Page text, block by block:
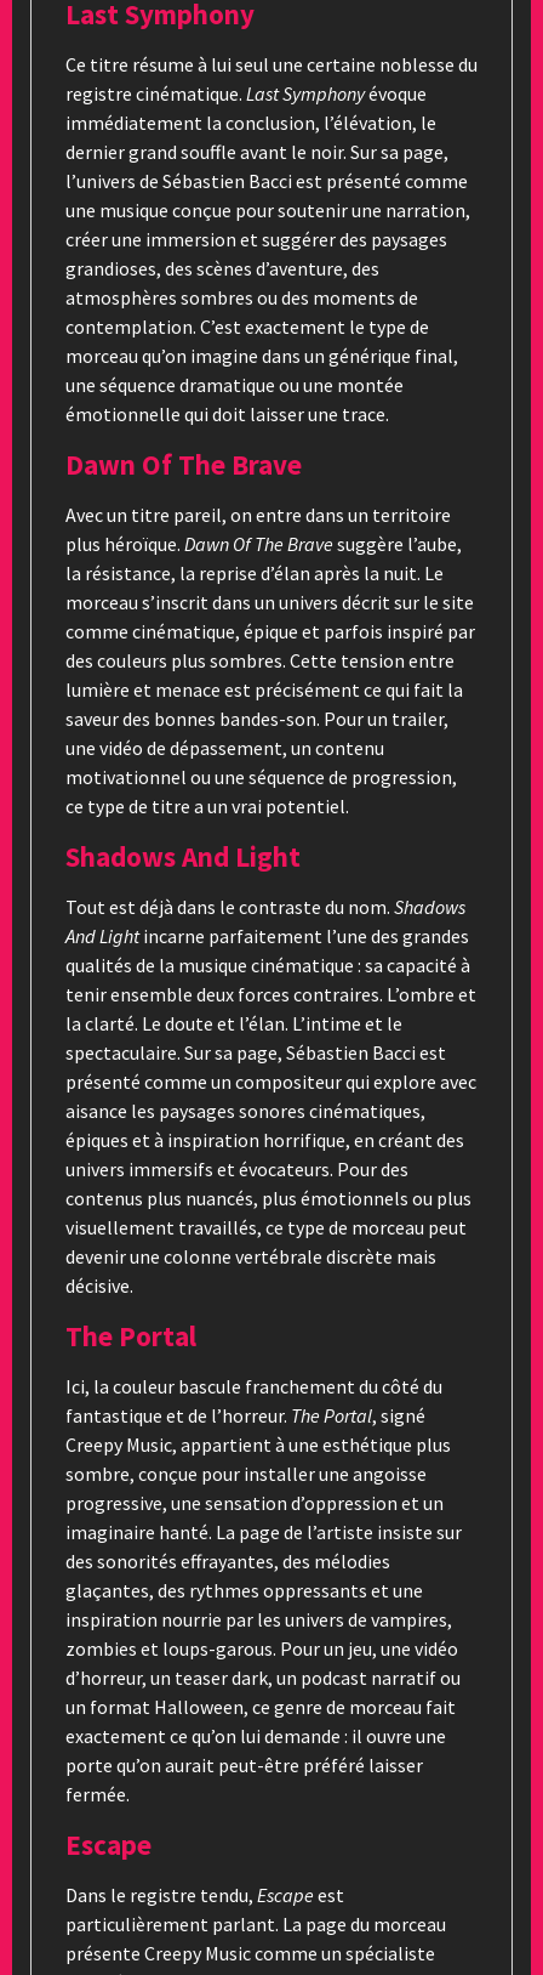
Last Symphony
Ce titre résume à lui seul une certaine noblesse du
registre cinématique. Last Symphonyévoque
immédiatement la conclusion, l’élévation, le
dernier grand souffle avant le noir. Sur sa page,
l’univers de Sébastien Bacci est présenté comme
une musique conçue pour soutenir une narration,
créer une immersion et suggérer des paysages
grandioses, des scènes d’aventure, des
atmosphères sombres ou des moments de
contemplation. C’est exactement le type de
morceau qu’on imagine dans un générique final,
une séquence dramatique ou une montée
émotionnelle qui doit laisser une trace.
Dawn Of The Brave
Avec un titre pareil, on entre dans un territoire
plus héroïque. Dawn Of The Brave suggère l’aube,
la résistance, la reprise d’élan après la nuit. Le
morceau s’inscrit dans un univers décrit sur le site
comme cinématique, épique et parfois inspiré par
des couleurs plus sombres. Cette tension entre
lumière et menace est précisément ce qui fait la
saveur des bonnes bandes-son. Pour un trailer,
une vidéo de dépassement, un contenu
motivationnel ou une séquence de progression,
ce type de titre a un vrai potentiel.
Shadows And Light
Tout est déjà dans le contraste du nom. Shadows
And Lightincarne parfaitement l’une des grandes
qualités de la musique cinématique : sa capacité à
tenir ensemble deux forces contraires. L’ombre et
la clarté. Le doute et l’élan. L’intime et le
spectaculaire. Sur sa page, Sébastien Bacci est
présenté comme un compositeur qui explore avec
aisance les paysages sonores cinématiques,
épiques et à inspiration horrifique, en créant des
univers immersifs et évocateurs. Pour des
contenus plus nuancés, plus émotionnels ou plus
visuellement travaillés, ce type de morceau peut
devenir une colonne vertébrale discrète mais
décisive.
The Portal
Ici, la couleur bascule franchement du côté du
fantastique et de l’horreur. The Portal, signé
Creepy Music, appartient à une esthétique plus
sombre, conçue pour installer une angoisse
progressive, une sensation d’oppression et un
imaginaire hanté. La page de l’artiste insiste sur
des sonorités effrayantes, des mélodies
glaçantes, des rythmes oppressants et une
inspiration nourrie par les univers de vampires,
zombies et loups-garous. Pour un jeu, une vidéo
d’horreur, un teaser dark, un podcast narratif ou
un format Halloween, ce genre de morceau fait
exactement ce qu’on lui demande : il ouvre une
porte qu’on aurait peut-être préféré laisser
fermée.
Escape
Dans le registre tendu, Escape est
particulièrement parlant. La page du morceau
présente Creepy Music comme un spécialiste